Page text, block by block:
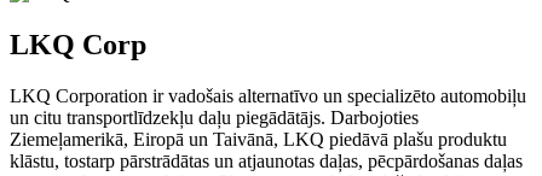
LKQ Corp
LKQ Corporation ir vadošais alternatīvo un specializēto automobiļu
un citu transportlīdzekļu daļu piegādātājs. Darbojoties
Ziemeļamerikā, Eiropā un Taivānā, LKQ piedāvā plašu produktu
klāstu, tostarp pārstrādātas un atjaunotas daļas, pēcpārdošanas daļas